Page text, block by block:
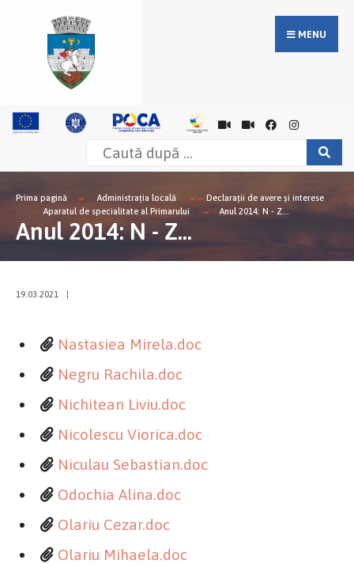
MENU
Prima pagină Administrația locală
Declarații de avere și interese
Aparatul de specialitate al Primarului
Anul 2014: N - Z...
Anul 2014: N - Z...
19.03.2021
Nastasiea Mirela.doc
Negru Rachila.doc
Nichitean Liviu.doc
Nicolescu Viorica.doc
Niculau Sebastian.doc
Odochia Alina.doc
Olariu Cezar.doc
Olariu Mihaela.doc